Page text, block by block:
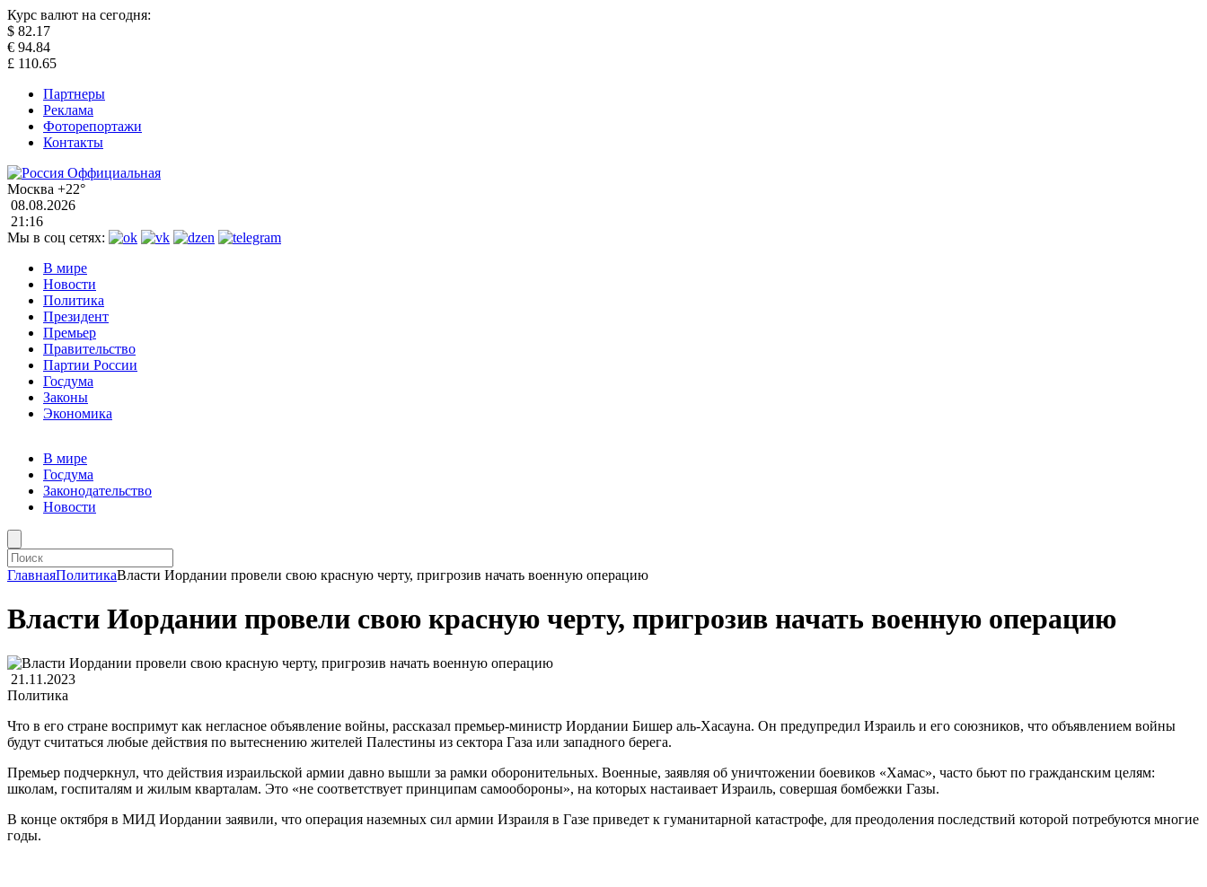
Курс валют на сегодня:
$ 82.17
€ 94.84
£ 110.65
Партнеры
Реклама
Фоторепортажи
Контакты
Москва +22°
08.08.2026
21:16
Мы в соц сетях:
В мире
Новости
Политика
Президент
Премьер
Правительство
Партии России
Госдума
Законы
Экономика
В мире
Госдума
Законодательство
Новости
ГлавнаяПолитикаВласти Иордании провели свою красную черту, пригрозив начать военную операцию
Власти Иордании провели свою красную черту, пригрозив начать военную операцию
21.11.2023
Политика
Что в его стране воспримут как негласное объявление войны, рассказал премьер-министр Иордании Бишер аль-Хасауна. Он предупредил Израиль и его союзников, что объявлением войны
будут считаться любые действия по вытеснению жителей Палестины из сектора Газа или западного берега.
Премьер подчеркнул, что действия израильской армии давно вышли за рамки оборонительных. Военные, заявляя об уничтожении боевиков «Хамас», часто бьют по гражданским целям:
школам, госпиталям и жилым кварталам. Это «не соответствует принципам самообороны», на которых настаивает Израиль, совершая бомбежки Газы.
В конце октября в МИД Иордании заявили, что операция наземных сил армии Израиля в Газе приведет к гуманитарной катастрофе, для преодоления последствий которой потребуются многие
годы.